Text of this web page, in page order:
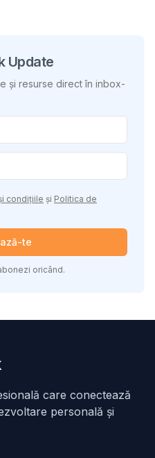
Update
și resurse direct în inbox-
condițiile și Politica de
te
oricând.
care conectează
personală și